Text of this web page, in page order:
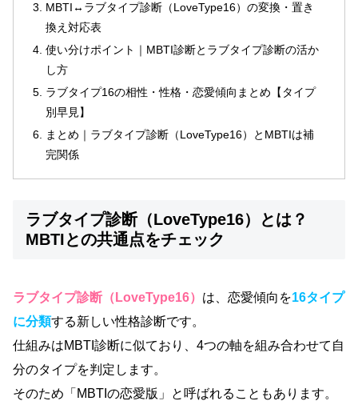
MBTI↔ラブタイプ診断（LoveType16）の変換・置き
換え対応表
使い分けポイント｜MBTI診断とラブタイプ診断の活か
し方
ラブタイプ16の相性・性格・恋愛傾向まとめ【タイプ
別早見】
まとめ｜ラブタイプ診断（LoveType16）とMBTIは補
完関係
ラブタイプ診断（LoveType16）とは？
MBTIとの共通点をチェック
ラブタイプ診断（LoveType16） は、恋愛傾向を16タイプ
に分類する新しい性格診断です。
仕組みはMBTI診断に似ており、4つの軸を組み合わせて自
分のタイプを判定します。
そのため「MBTIの恋愛版」と呼ばれることもあります。